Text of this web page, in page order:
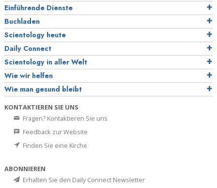
Einführende Dienste
Buchladen
Scientology heute
Daily Connect
Scientology in aller Welt
Wie wir helfen
Wie man gesund bleibt
KONTAKTIEREN SIE UNS
Fragen? Kontaktieren Sie uns
Feedback zur Website
Finden Sie eine Kirche
ABONNIEREN
Erhalten Sie den Daily Connect Newsletter